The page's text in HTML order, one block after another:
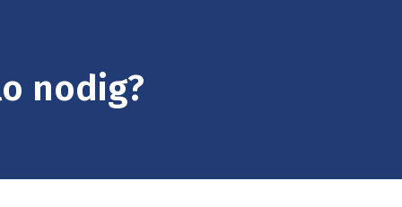
nodig?